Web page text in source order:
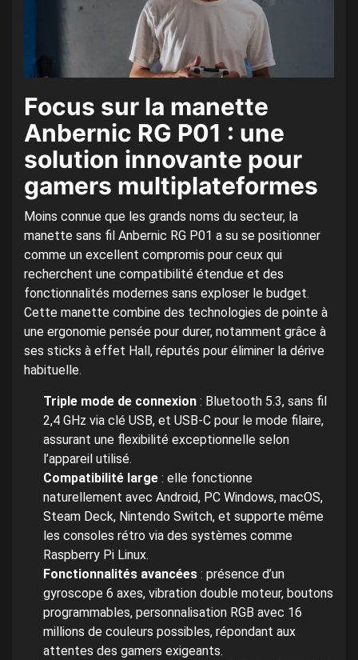
Focus sur la manette
Anbernic RG P01 : une
solution innovante pour
gamers multiplateformes
Moins connue que les grands noms du secteur, la
manette sans fil Anbernic RG P01 a su se positionner
comme un excellent compromis pour ceux qui
recherchent une compatibilité étendue et des
fonctionnalités modernes sans exploser le budget.
Cette manette combine des technologies de pointe à
une ergonomie pensée pour durer, notamment grâce à
ses sticks à effet Hall, réputés pour éliminer la dérive
habituelle.
Triple mode de connexion : Bluetooth 5.3, sans fil
2,4 GHz via clé USB, et USB-C pour le mode filaire,
assurant une flexibilité exceptionnelle selon
l’appareil utilisé.
Compatibilité large : elle fonctionne
naturellement avec Android, PC Windows, macOS,
Steam Deck, Nintendo Switch, et supporte même
les consoles rétro via des systèmes comme
Raspberry Pi Linux.
Fonctionnalités avancées : présence d’un
gyroscope 6 axes, vibration double moteur, boutons
programmables, personnalisation RGB avec 16
millions de couleurs possibles, répondant aux
attentes des gamers exigeants.